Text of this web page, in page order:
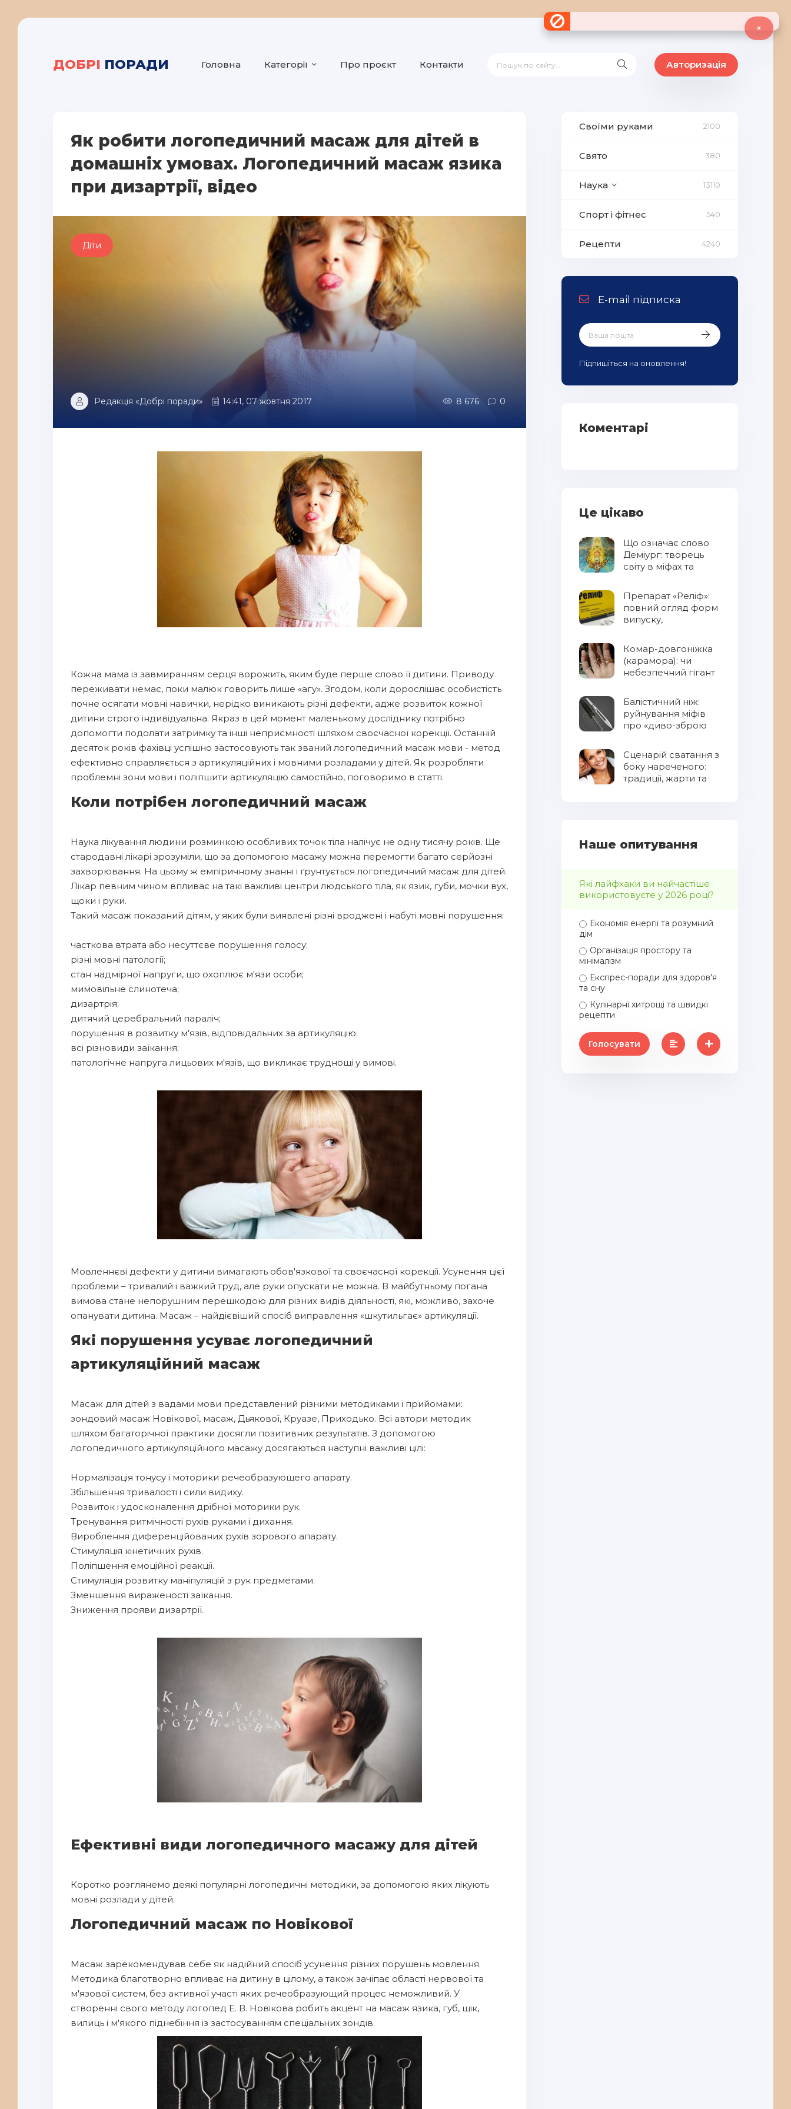
ДОБРІ ПОРАДИ Головна Категорії Про проєкт Контакти Авторизація
Як робити логопедичний масаж для дітей в
домашніх умовах. Логопедичний масаж язика
при дизартрії, відео
Діти
Редакція «Добрі поради» 14:41, 07 жовтня 2017 8 676 0
Кожна мама із завмиранням серця ворожить, яким буде перше слово її дитини. Приводу
переживати немає, поки малюк говорить лише «агу». Згодом, коли дорослішає особистість
почне осягати мовні навички, нерідко виникають різні дефекти, адже розвиток кожної
дитини строго індивідуальна. Якраз в цей момент маленькому досліднику потрібно
допомогти подолати затримку та інші неприємності шляхом своєчасної корекції. Останній
десяток років фахівці успішно застосовують так званий логопедичний масаж мови - метод
ефективно справляється з артикуляційних і мовними розладами у дітей. Як розробляти
проблемні зони мови і поліпшити артикуляцію самостійно, поговоримо в статті.
Коли потрібен логопедичний масаж
Наука лікування людини розминкою особливих точок тіла налічує не одну тисячу років. Ще
стародавні лікарі зрозуміли, що за допомогою масажу можна перемогти багато серйозні
захворювання. На цьому ж емпіричному знанні і ґрунтується логопедичний масаж для дітей.
Лікар певним чином впливає на такі важливі центри людського тіла, як язик, губи, мочки вух,
щоки і руки.
Такий масаж показаний дітям, у яких були виявлені різні вроджені і набуті мовні порушення:
часткова втрата або несуттєве порушення голосу;
різні мовні патології;
стан надмірної напруги, що охоплює м'язи особи;
мимовільне слинотеча;
дизартрія;
дитячий церебральний параліч;
порушення в розвитку м'язів, відповідальних за артикуляцію;
всі різновиди заїкання;
патологічне напруга лицьових м'язів, що викликає труднощі у вимові.
Мовленнєві дефекти у дитини вимагають обов'язкової та своєчасної корекції. Усунення цієї
проблеми – тривалий і важкий труд, але руки опускати не можна. В майбутньому погана
вимова стане непорушним перешкодою для різних видів діяльності, які, можливо, захоче
опанувати дитина. Масаж – найдієвіший спосіб виправлення «шкутильгає» артикуляції.
Які порушення усуває логопедичний
артикуляційний масаж
Масаж для дітей з вадами мови представлений різними методиками і прийомами:
зондовий масаж Новікової, масаж, Дьякової, Круазе, Приходько. Всі автори методик
шляхом багаторічної практики досягли позитивних результатів. З допомогою
логопедичного артикуляційного масажу досягаються наступні важливі цілі:
Нормалізація тонусу і моторики речеобразующего апарату.
Збільшення тривалості і сили видиху.
Розвиток і удосконалення дрібної моторики рук.
Тренування ритмічності рухів руками і дихання.
Вироблення диференційованих рухів зорового апарату.
Стимуляція кінетичних рухів.
Поліпшення емоційної реакції.
Стимуляція розвитку маніпуляцій з рук предметами.
Зменшення вираженості заїкання.
Зниження прояви дизартрії.
Ефективні види логопедичного масажу для дітей
Коротко розглянемо деякі популярні логопедичні методики, за допомогою яких лікують
мовні розлади у дітей.
Логопедичний масаж по Новікової
Масаж зарекомендував себе як надійний спосіб усунення різних порушень мовлення.
Методика благотворно впливає на дитину в цілому, а також зачіпає області нервової та
м'язової систем, без активної участі яких речеобразующий процес неможливий. У
створенні свого методу логопед Е. В. Новікова робить акцент на масаж язика, губ, щік,
вилиць і м'якого піднебіння із застосуванням спеціальних зондів.
Своїми руками 2100
Свято 380
Наука 13110
Спорт і фітнес 540
Рецепти 4240
E-mail підписка
Підпишіться на оновлення!
Коментарі
Це цікаво
Що означає слово
Деміург: творець
світу в міфах та
Препарат «Реліф»:
повний огляд форм
випуску,
правил
застосування
Комар-довгоніжка
(карамора): чи
небезпечний гігант
Балістичний ніж:
руйнування міфів
про «диво-зброю
Сценарій сватання з
боку нареченого:
традиції, жарти та
Наше опитування
Які лайфхаки ви найчастіше
використовуєте у 2026 році?
Економія енергії та розумний
дім
Організація простору та
мінімалізм
Експрес-поради для здоров'я
та сну
Кулінарні хитрощі та швидкі
рецепти
Голосувати
×